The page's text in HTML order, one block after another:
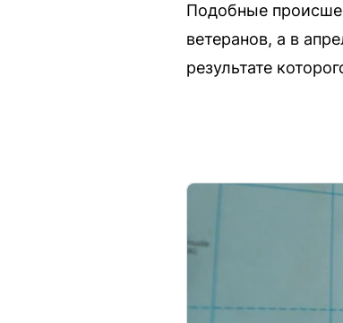
Подобные
ветеранов, а в
результате